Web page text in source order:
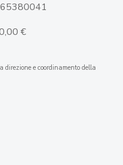
€
direzione e coordinamento della